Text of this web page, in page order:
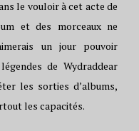
le vouloir à cet acte de
et des morceaux ne
un jour pouvoir
de Wydraddear
les sorties d’albums,
les capacités.